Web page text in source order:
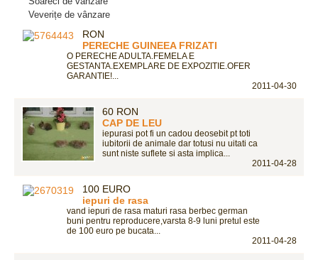
Veverițe de vânzare
RON
PERECHE GUINEEA FRIZATI
O PERECHE ADULTA.FEMELA E
GESTANTA.EXEMPLARE DE EXPOZITIE.OFER
GARANTIE!...
2011-04-30
60 RON
CAP DE LEU
iepurasi pot fi un cadou deosebit pt toti
iubitorii de animale dar totusi nu uitati ca
sunt niste suflete si asta implica...
2011-04-28
100 EURO
iepuri de rasa
vand iepuri de rasa maturi rasa berbec german
buni pentru reproducere,varsta 8-9 luni pretul este
de 100 euro pe bucata...
2011-04-28